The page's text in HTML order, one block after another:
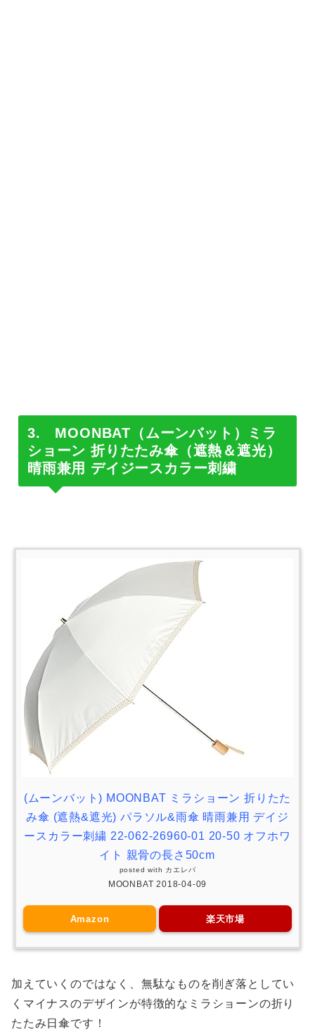
3. MOONBAT（ムーンバット）ミラ
ショーン 折りたたみ傘（遮熱＆遮光）
晴雨兼用 デイジースカラー刺繍
(ムーンバット) MOONBAT ミラショーン 折りたた
み傘 (遮熱&遮光) パラソル&雨傘 晴雨兼用 デイジ
ースカラー刺繍 22-062-26960-01 20-50 オフホワ
イト 親骨の長さ50cm
posted with カエレバ
MOONBAT 2018-04-09
Amazon 楽天市場
加えていくのではなく、無駄なものを削ぎ落としてい
くマイナスのデザインが特徴的なミラショーンの折り
たたみ日傘です！